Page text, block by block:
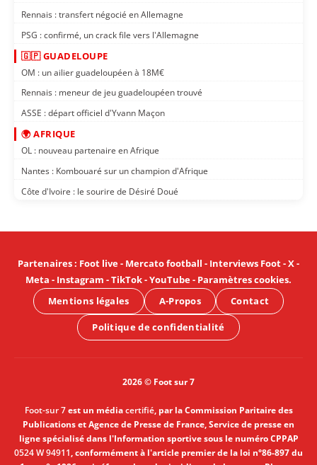
Rennais : transfert négocié en Allemagne
PSG : confirmé, un crack file vers l'Allemagne
🇬🇵 GUADELOUPE
OM : un ailier guadeloupéen à 18M€
Rennais : meneur de jeu guadeloupéen trouvé
ASSE : départ officiel d'Yvann Maçon
🌍 AFRIQUE
OL : nouveau partenaire en Afrique
Nantes : Kombouaré sur un champion d'Afrique
Côte d'Ivoire : le sourire de Désiré Doué
Partenaires: Foot live- Mercato football - Interviews Foot-X-
Meta - Instagram -TikTok-YouTube- Paramètres cookies.
Mentions légales
A-Propos Contact
Politique de confidentialité
2026 © Foot sur 7
Foot-sur 7est un médiacertifié, par la Commission Paritaire des
Publications et Agence de Presse de France, Service de presse en
ligne spécialisé dans l'Information sportive sous le numéro CPPAP
0524 W 94911, conformément à l'article premier de la loi n°86-897 du